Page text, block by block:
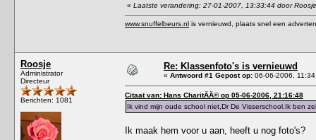
« Laatste verandering: 27-01-2007, 13:33:44 door Roosje
www.snuffelbeurs.nl is vernieuwd, plaats snel een
Roosje
Administrator
Directeur
Berichten: 1081
Re: Klassenfoto's is vernieuwd
« Antwoord #1 Gepost op: 06-06-2006,
Citaat van: Hans CharitÃÂ© op 05-06-2006, 21:16:48
Ik vind mijn oude school niet,Dr De Visserschool.Ik ben
Ik maak hem voor u aan, heeft u nog foto's?